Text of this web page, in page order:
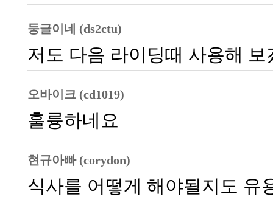
둥글이네 (ds2ctu)
저도 다음 라이딩때 사용해
오바이크 (cd1019)
훌륭하네요
현규아빠 (corydon)
식사를 어떻게 해야될지도 유